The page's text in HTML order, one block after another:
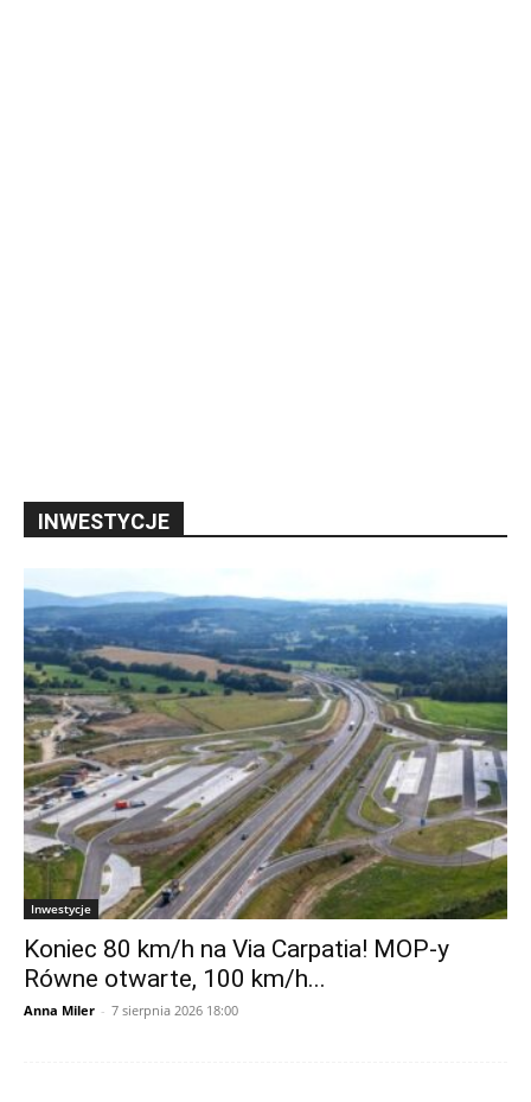
INWESTYCJE
Inwestycje
Koniec 80 km/h na Via Carpatia! MOP-y
Równe otwarte, 100 km/h...
Anna Miler - 7 sierpnia 2026 18:00